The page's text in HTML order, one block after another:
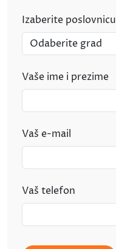
Izaberite poslovnicu
Vaše ime i prezime
Vaš e-mail
Vaš telefon